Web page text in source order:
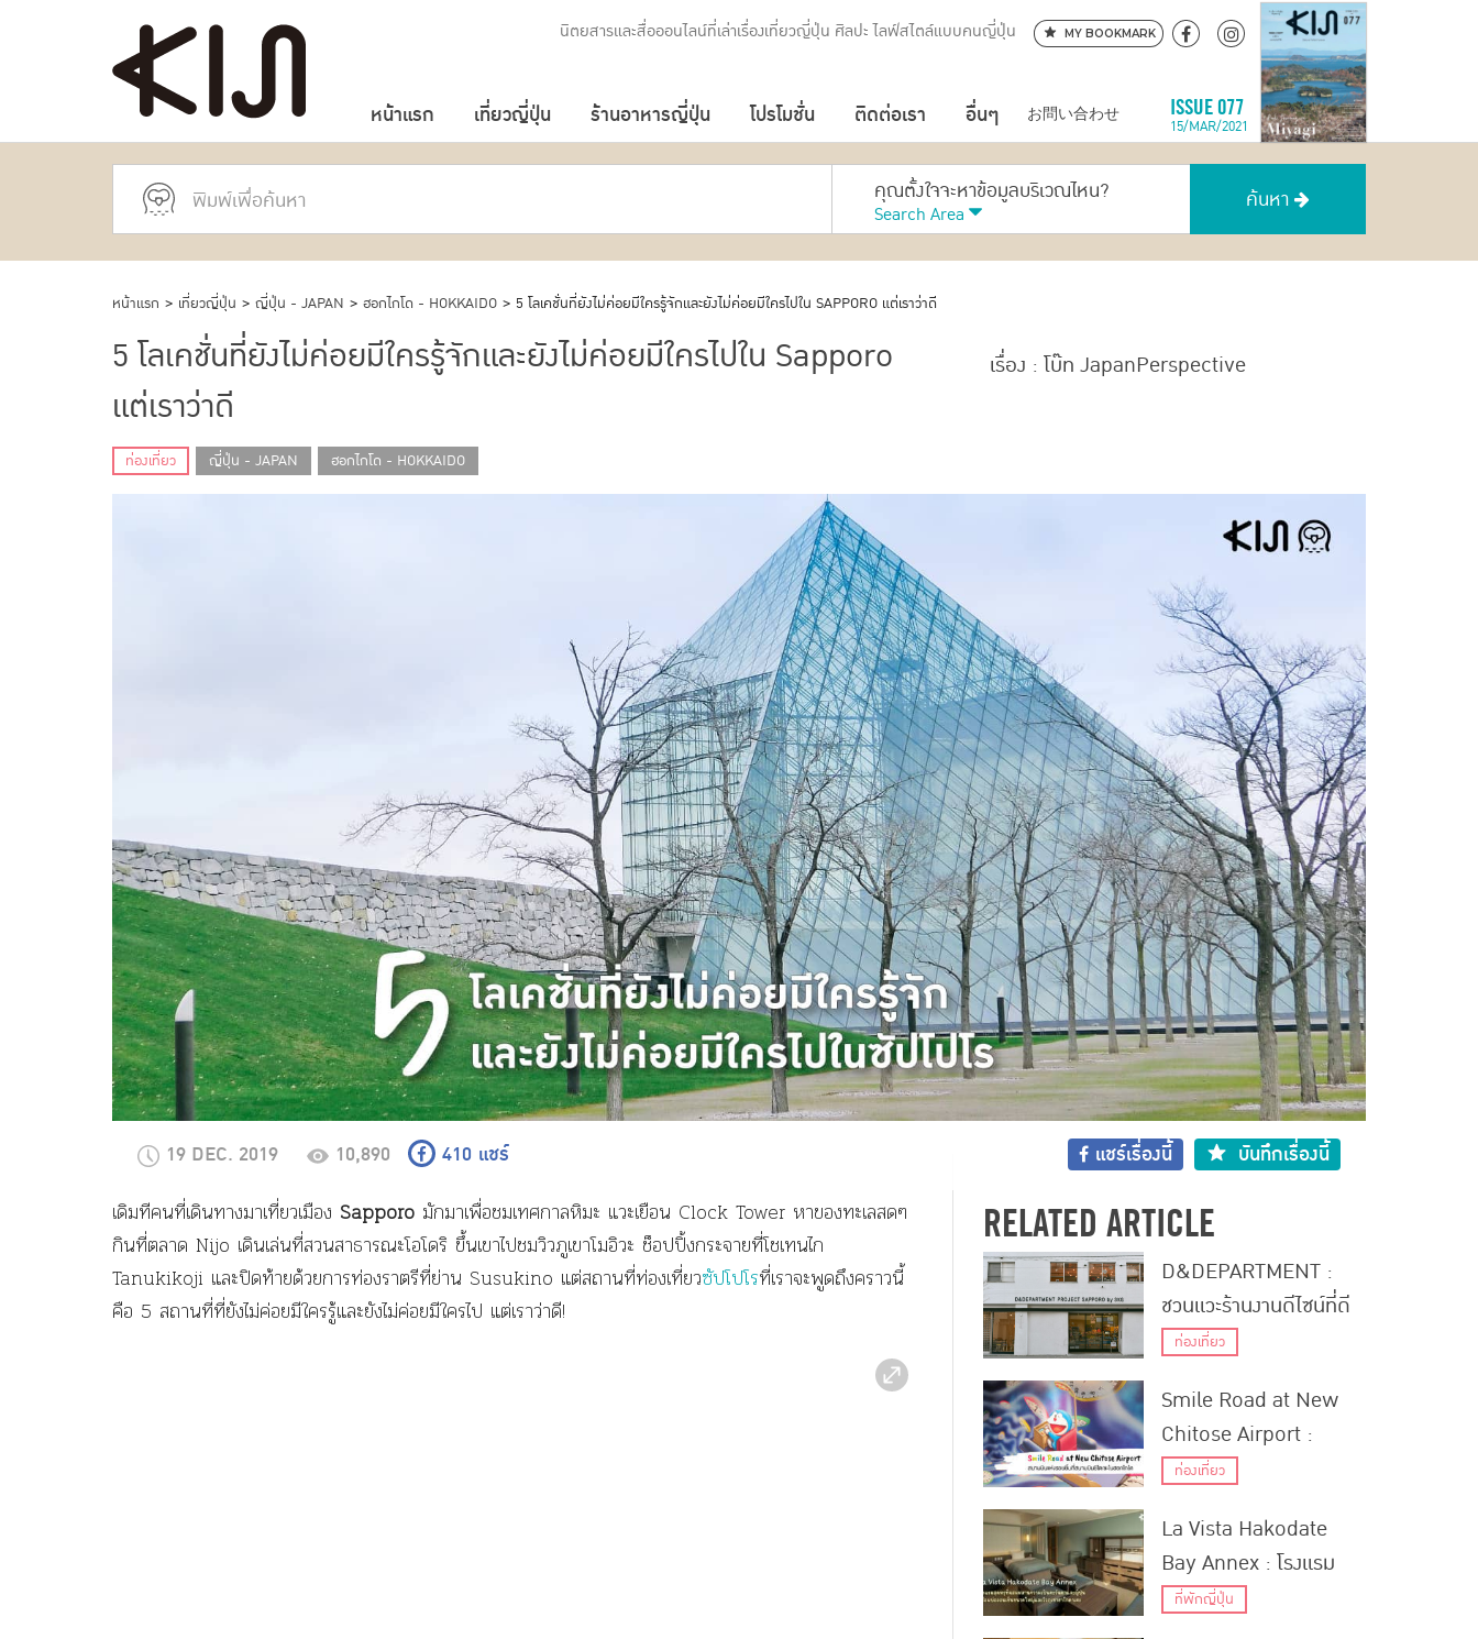
นิตยสารและสื่อออนไลน์ที่เล่าเรื่องเที่ยวญี่ปุ่น ศิลปะ ไลฟ์สไตล์แบบคนญี่ปุ่น MY BOOKMARK
หน้าแรก เที่ยวญี่ปุ่น ร้านอาหารญี่ปุ่น โปรโมชั่น ติดต่อเรา อื่นๆ お問い合わせ
ISSUE 077
15/MAR/2021
คุณตั้งใจจะหาข้อมูลบริเวณไหน?
Search Area
ค้นหา
หน้าแรก > เที่ยวญี่ปุ่น > ญี่ปุ่น - JAPAN > ฮอกไกโด - HOKKAIDO > 5 โลเคชั่นที่ยังไม่ค่อยมีใครรู้จักและยังไม่ค่อยมีใครไปใน SAPPORO แต่เราว่าดี
5 โลเคชั่นที่ยังไม่ค่อยมีใครรู้จักและยังไม่ค่อยมีใครไปใน Sapporo
แต่เราว่าดี
ท่องเที่ยว ญี่ปุ่น - JAPAN ฮอกไกโด - HOKKAIDO
เรื่อง : โบ๊ท JapanPerspective
19 DEC. 2019 10,890 410 แชร์ แชร์เรื่องนี้ บันทึกเรื่องนี้
เดิมทีคนที่เดินทางมาเที่ยวเมือง Sapporo มักมาเพื่อชมเทศกาลหิมะ แวะเยือน Clock Tower หาของทะเลสดๆ
กินที่ตลาด Nijo เดินเล่นที่สวนสาธารณะโอโดริ ขึ้นเขาไปชมวิวภูเขาโมอิวะ ช็อปปิ้งกระจายที่โชเทนไก
Tanukikoji และปิดท้ายด้วยการท่องราตรีที่ย่าน Susukino แต่สถานที่ท่องเที่ยวซัปโปโรที่เราจะพูดถึงคราวนี้
คือ 5 สถานที่ที่ยังไม่ค่อยมีใครรู้และยังไม่ค่อยมีใครไป แต่เราว่าดี!
RELATED ARTICLE
D&DEPARTMENT :
ชวนแวะร้านงานดีไซน์ที่ดี
สมชื่อในเมืองซัปโปโร
ท่องเที่ยว
Smile Road at New
Chitose Airport :
ถนนแห่งรอยยิ้มที่สนาม
ท่องเที่ยว
La Vista Hakodate
Bay Annex : โรงแรม
สุดหรูที่ผสมผสานความ
ที่พักญี่ปุ่น